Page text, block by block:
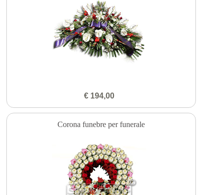
€ 194,00
Corona funebre per funerale